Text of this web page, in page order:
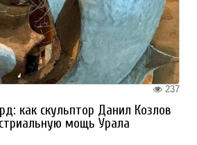
237
как скульптор Данил Козлов
мощь Урала